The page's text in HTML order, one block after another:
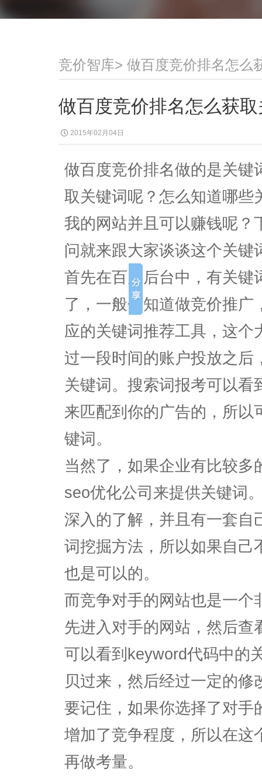
竞价智库> 做百度竞价排名怎么
做百度竞价排名怎么获
2015年02月04日
做百度竞价排名做的是关键
取关键词呢？怎么知道哪些
我的网站并且可以赚钱呢？
问就来跟大家谈谈这个关键
首先在百度后台中，有关键
了，一般你知道做竞价推
应的关键词推荐工具，这
过一段时间的账户投放之后
关键词。搜索词报考可以
来匹配到你的广告的，所以
键词。
当然了，如果企业有比较
seo优化公司来提供关键词
深入的了解，并且有一套自
词挖掘方法，所以如果自己
也是可以的。
而竞争对手的网站也是一个
先进入对手的网站，然后查
可以看到keyword代码中的
贝过来，然后经过一定的
要记住，如果你选择了对手
增加了竞争程度，所以在这
再做考量。